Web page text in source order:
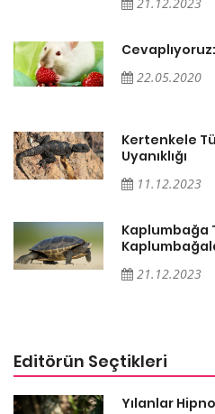
22.05.2020
Kertenkele
Uyanıklığı
11.12.2023
Kaplumbağa
21.12.2023
Editörün Seçtikleri
Yılanlar